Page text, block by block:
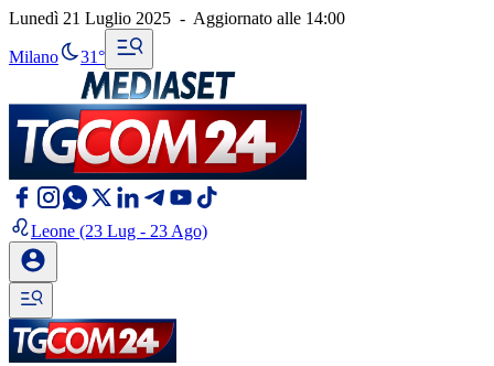
Lunedì 21 Luglio 2025 - Aggiornato alle 14:00
Milano 31°
Leone (23 Lug - 23 Ago)